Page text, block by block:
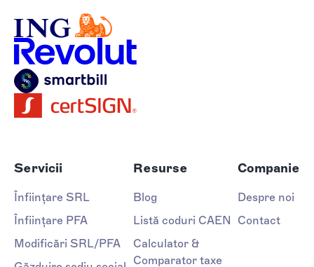
Servicii
Înființare SRL
Înființare PFA
Modificări SRL/PFA
Resurse
Blog
Listă coduri CAEN
Calculator &
Comparator taxe
Companie
Despre noi
Contact